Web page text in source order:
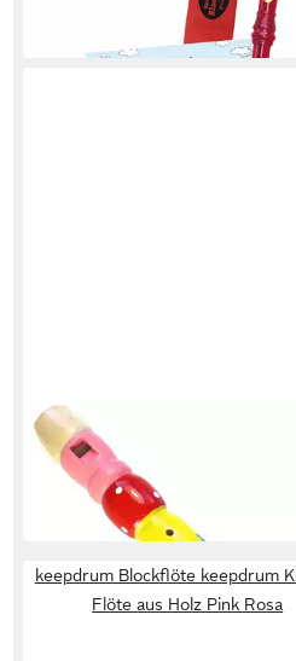
in 2-3 Werktagen bei dir
KEEPDRUM
Blockflöte keepdrum KFL2YW
aus Holz für Kinder Gelb
13,90 €
in 3-4 Werktagen bei dir
keepdrum Blockflöte keepdrum
Flöte aus Holz Pink Rosa